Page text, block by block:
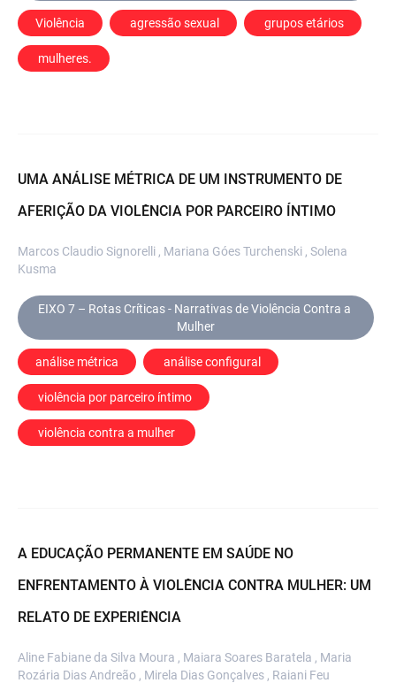
Violência agressão sexual grupos etários
mulheres.
UMA ANÁLISE MÉTRICA DE UM INSTRUMENTO DE
AFERIÇÃO DA VIOLÊNCIA POR PARCEIRO ÍNTIMO
Marcos Claudio Signorelli , Mariana Góes Turchenski , Solena
Kusma
EIXO 7 – Rotas Críticas - Narrativas de Violência Contra a
Mulher
análise métrica análise configural
violência por parceiro íntimo
violência contra a mulher
A EDUCAÇÃO PERMANENTE EM SAÚDE NO
ENFRENTAMENTO À VIOLÊNCIA CONTRA MULHER: UM
RELATO DE EXPERIÊNCIA
Aline Fabiane da Silva Moura , Maiara Soares Baratela , Maria
Rozária Dias Andreão , Mirela Dias Gonçalves , Raiani Feu